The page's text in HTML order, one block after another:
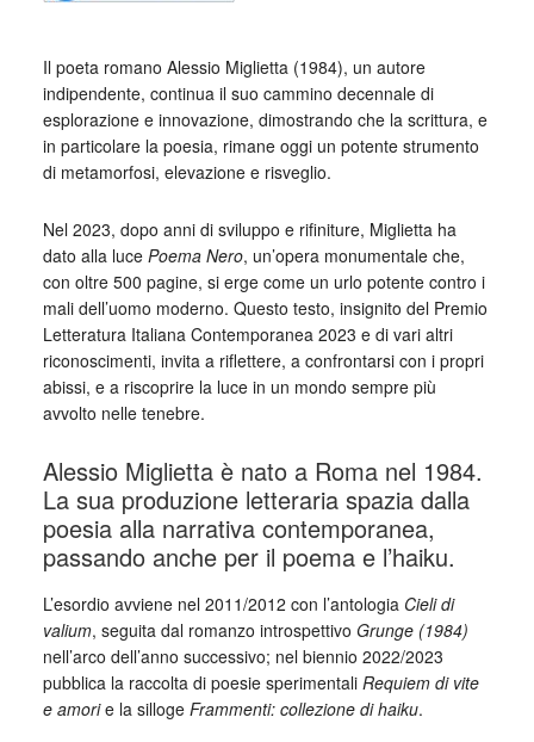
Il poeta romano Alessio Miglietta (1984), un autore
indipendente, continua il suo cammino decennale di
esplorazione e innovazione, dimostrando che la scrittura, e
in particolare la poesia, rimane oggi un potente strumento
di metamorfosi, elevazione e risveglio.
Nel 2023, dopo anni di sviluppo e rifiniture, Miglietta ha
dato alla luce Poema Nero, un’opera monumentale che,
con oltre 500 pagine, si erge come un urlo potente contro i
mali dell’uomo moderno. Questo testo, insignito del Premio
Letteratura Italiana Contemporanea 2023 e di vari altri
riconoscimenti, invita a riflettere, a confrontarsi con i propri
abissi, e a riscoprire la luce in un mondo sempre più
avvolto nelle tenebre.
Alessio Miglietta è nato a Roma nel 1984.
La sua produzione letteraria spazia dalla
poesia alla narrativa contemporanea,
passando anche per il poema e l’haiku.
L’esordio avviene nel 2011/2012 con l’antologia Cieli di
valium, seguita dal romanzo introspettivo Grunge (1984)
nell’arco dell’anno successivo; nel biennio 2022/2023
pubblica la raccolta di poesie sperimentali Requiem di vite
e amorie la silloge Frammenti: collezione di haiku.